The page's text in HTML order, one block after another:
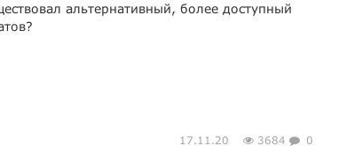
альтернативный, более доступный
17.11.20 3684 0